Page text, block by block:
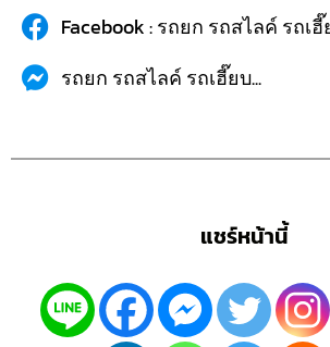
Facebook : รถยก รถสไลค์ รถเฮี๊
รถยก รถสไลค์ รถเฮี๊ยบ...
แชร์หน้านี้